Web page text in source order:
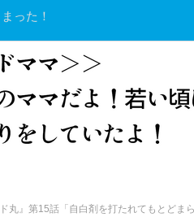
った！
丸』第15話「自白剤を打たれてもとどま